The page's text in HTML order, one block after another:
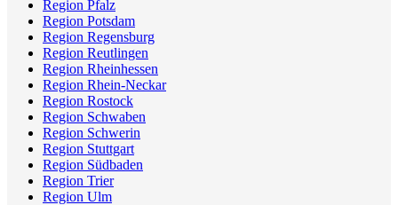
Region Pfalz
Region Potsdam
Region Regensburg
Region Reutlingen
Region Rheinhessen
Region Rhein-Neckar
Region Rostock
Region Schwaben
Region Schwerin
Region Stuttgart
Region Südbaden
Region Trier
Region Ulm